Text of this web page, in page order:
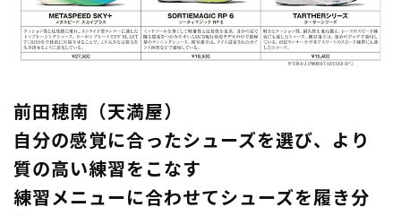
前田穂南（天満屋）
自分の感覚に合ったシューズを選び、より
質の高い練習をこなす
練習メニューに合わせてシューズを履き分